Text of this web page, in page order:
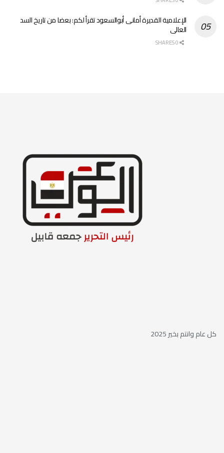
الإعلامية القديرة أمانى أبوالسعود تقرأ لكم: بعضا من تاريخ السد
العالى
كل عام وانتم بخير 2025